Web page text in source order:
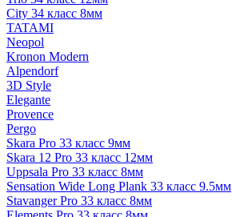
City 34 класс 8мм
TATAMI
Neopol
Kronon Modern
Alpendorf
3D Style
Elegante
Provence
Pergo
Skara Pro 33 класс 9мм
Skara 12 Pro 33 класс 12мм
Uppsala Pro 33 класс 8мм
Sensation Wide Long Plank 33 класс 9.5мм
Stavanger Pro 33 класс 8мм